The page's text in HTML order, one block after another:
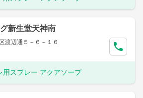
新生堂天神南
渡辺通５－６－１６
用スプレー アクアソープ